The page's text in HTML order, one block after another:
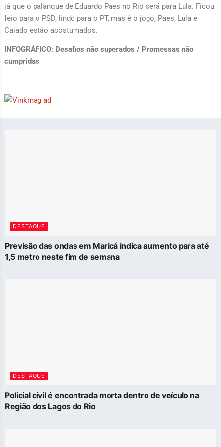
já que o palanque de Eduardo Paes no Rio será para Lula. Ficou
feio para o PSD, lindo para o PT, mas é o jogo, Paes, Lula e
Caiado estão acostumados.
INFOGRÁFICO: Desafios não superados / Promessas não
cumpridas
DESTAQUE
Previsão das ondas em Maricá indica aumento para até
1,5 metro neste fim de semana
DESTAQUE
Policial civil é encontrada morta dentro de veículo na
Região dos Lagos do Rio